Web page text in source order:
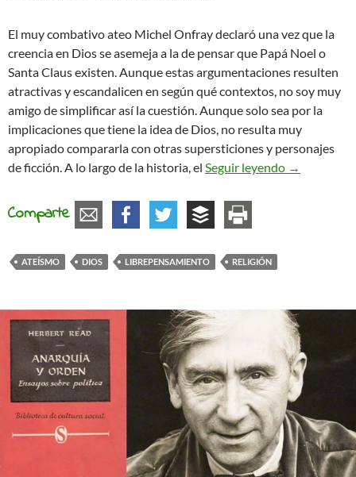
El muy combativo ateo Michel Onfray declaró una vez que la
creencia en Dios se asemeja a la de pensar que Papá Noel o
Santa Claus existen. Aunque estas argumentaciones resulten
atractivas y escandalicen en según qué contextos, no soy muy
amigo de simplificar así la cuestión. Aunque solo sea por la
implicaciones que tiene la idea de Dios, no resulta muy
apropiado compararla con otras supersticiones y personajes
de ficción. A lo largo de la historia, el Seguir leyendo Los
→
Comparte
ATEÍSMO DIOS LIBREPENSAMIENTO RELIGIÓN